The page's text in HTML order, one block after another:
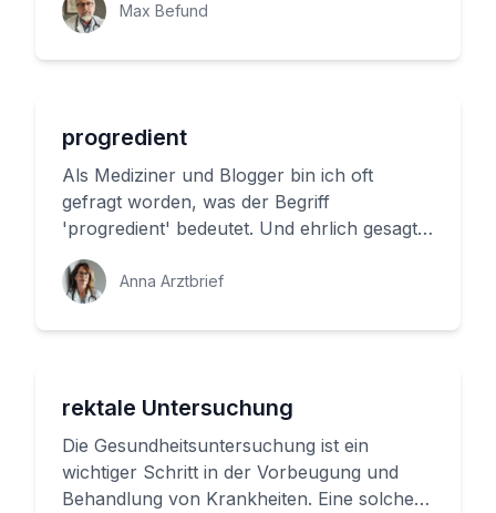
Max Befund
progredient
Als Mediziner und Blogger bin ich oft
gefragt worden, was der Begriff
'progredient' bedeutet. Und ehrlich gesagt,
ist er nicht alltäglich in unserem A...
Anna Arztbrief
rektale Untersuchung
Die Gesundheitsuntersuchung ist ein
wichtiger Schritt in der Vorbeugung und
Behandlung von Krankheiten. Eine solche